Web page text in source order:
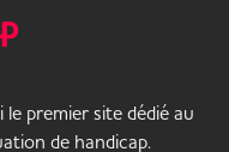
premier site dédié au
de handicap.